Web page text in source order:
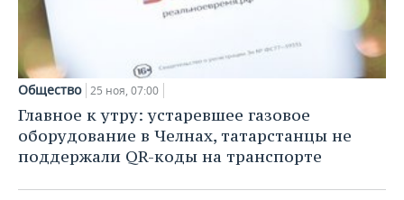
ХОККЕЙ С МЯЧОМ
ПРОИСШЕСТВИЯ
Общество 25 ноя, 07:00
Главное к утру: устаревшее газовое
оборудование в Челнах, татарстанцы не
поддержали QR-коды на транспорте